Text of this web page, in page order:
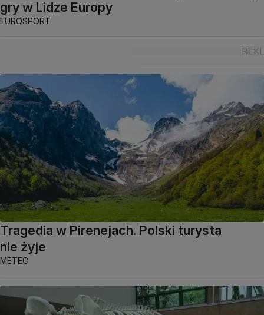
gry w Lidze Europy
EUROSPORT
Tragedia w Pirenejach. Polski turysta
nie żyje
METEO